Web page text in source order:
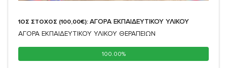
1ΟΣ ΣΤΟΧΟΣ (100,00€): ΑΓΟΡΑ ΕΚΠΑΙΔΕΥΤΙΚΟΥ ΥΛΙΚΟΥ
ΑΓΟΡΑ ΕΚΠΑΙΔΕΥΤΙΚΟΥ ΥΛΙΚΟΥ ΘΕΡΑΠΕΙΩΝ
100.00%
100.00%